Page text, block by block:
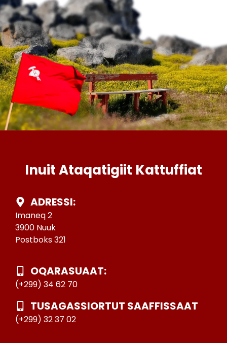
Inuit Ataqatigiit Kattuffiat
ADRESSI:
Imaneq 2
3900 Nuuk
Postboks 321
OQARASUAAT:
(+299) 34 62 70
TUSAGASSIORTUT SAAFFISSAAT
(+299) 32 37 02